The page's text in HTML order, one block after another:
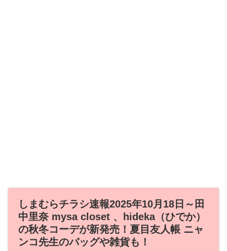
しまむらチラシ速報2025年10月18日～田
中里奈 mysa closet 、hideka（ひでか）
の秋冬コーデが新発売！夏目友人帳 ニャ
ンコ先生のバッグや雑貨も！